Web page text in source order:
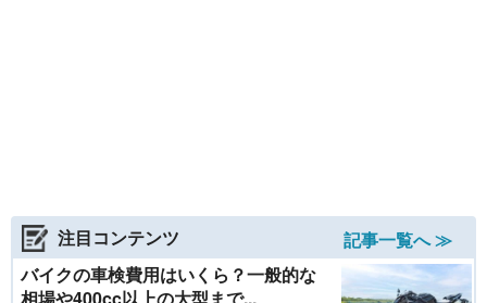
注目コンテンツ
記事一覧へ ≫
バイクの車検費用はいくら？一般的な